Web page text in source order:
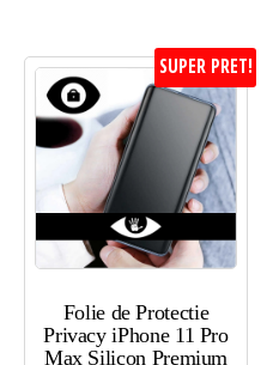
SUPER PRET!
Folie de Protectie
Privacy iPhone 11 Pro
Max Silicon Premium